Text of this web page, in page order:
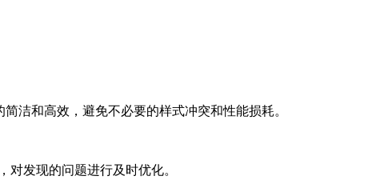
洁和高效，避免不必要的样式冲突和性能损耗。
发现的问题进行及时优化。